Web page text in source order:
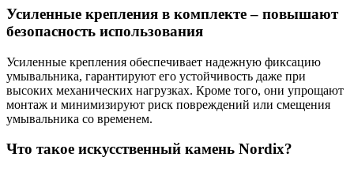
Усиленные крепления в комплекте – повышают
безопасность использования
Усиленные крепления обеспечивает надежную фиксацию
умывальника, гарантируют его устойчивость даже при
высоких механических нагрузках. Кроме того, они упрощают
монтаж и минимизируют риск повреждений или смещения
умывальника со временем.
Что такое искусственный камень Nordix?